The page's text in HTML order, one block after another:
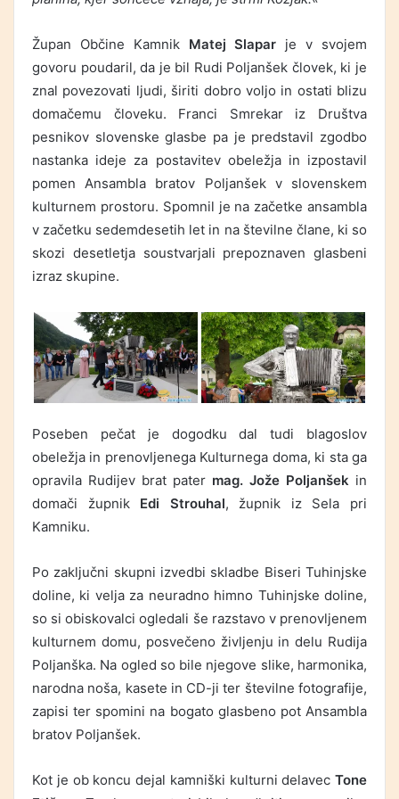
Župan Občine KamnikMatej Slapar je v svojem
govoru poudaril, da je bil Rudi Poljanšek človek, ki je
znal povezovati ljudi, širiti dobro voljo in ostati blizu
domačemu človeku. Franci Smrekar iz Društva
pesnikov slovenske glasbe pa je predstavil zgodbo
nastanka ideje za postavitev obeležja in izpostavil
pomen Ansambla bratov Poljanšek v slovenskem
kulturnem prostoru. Spomnil je na začetke ansambla
v začetku sedemdesetih let in na številne člane, ki so
skozi desetletja soustvarjali prepoznaven glasbeni
izraz skupine.
Poseben pečat je dogodku dal tudi blagoslov
obeležja in prenovljenega Kulturnega doma, ki sta ga
opravila Rudijev brat pater mag. Jože Poljanšek in
domači župnik Edi Strouhal, župnik iz Sela pri
Kamniku.
Po zaključni skupni izvedbi skladbe Biseri Tuhinjske
doline, ki velja za neuradno himno Tuhinjske doline,
so si obiskovalci ogledali še razstavo v prenovljenem
kulturnem domu, posvečeno življenju in delu Rudija
Poljanška. Na ogled so bile njegove slike, harmonika,
narodna noša, kasete in CD-ji ter številne fotografije,
zapisi ter spomini na bogato glasbeno pot Ansambla
bratov Poljanšek.
Kot je ob koncu dejal kamniški kulturni delavec Tone